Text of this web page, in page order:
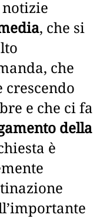
notizie
, che si
che
crescendo
e che ci fa
della
è